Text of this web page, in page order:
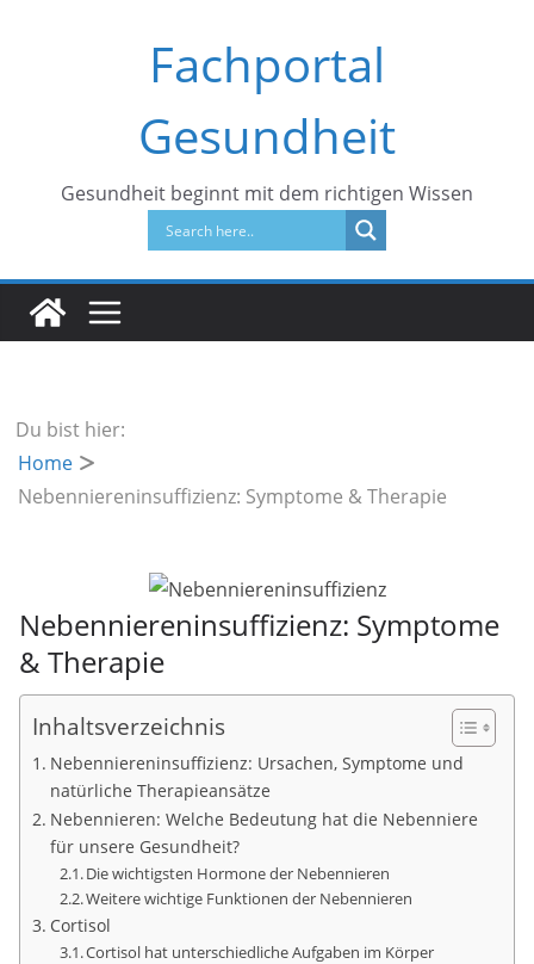
Fachportal
Gesundheit
Gesundheit beginnt mit dem richtigen Wissen
Du bist hier:
Home
Nebenniereninsuffizienz: Symptome & Therapie
Nebenniereninsuffizienz: Symptome
& Therapie
Inhaltsverzeichnis
Nebenniereninsuffizienz: Ursachen, Symptome und
natürliche Therapieansätze
Nebennieren: Welche Bedeutung hat die Nebenniere
für unsere Gesundheit?
Die wichtigsten Hormone der Nebennieren
Weitere wichtige Funktionen der Nebennieren
Cortisol
Cortisol hat unterschiedliche Aufgaben im Körper